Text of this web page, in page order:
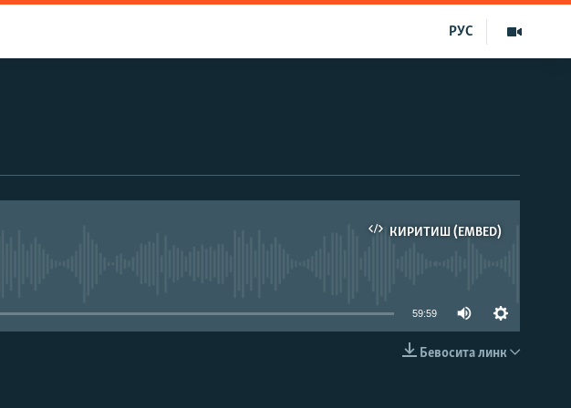
РУС
КИРИТИШ (EMBED)
59:59
Бевосита линк